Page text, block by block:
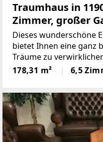
Traumhaus in
Zimmer, großer
Terrasse,
Dieses wunderschöne
bietet Ihnen eine ganz
Träume zu
180m² ist das Haus
geeignet. Es verfügt
178,31 m² 6,5